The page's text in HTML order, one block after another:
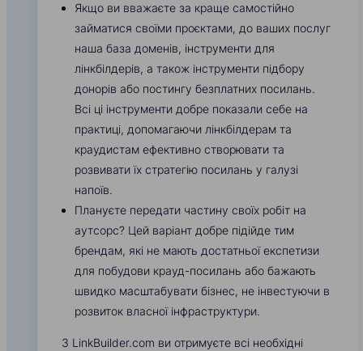
Якщо ви вважаєте за краще самостійно
займатися своїми проєктами, до ваших послуг
наша база доменів, інструменти для
лінкбілдерів, а також інструменти підбору
донорів або постингу безплатних посилань.
Всі ці інструменти добре показали себе на
практиці, допомагаючи лінкбілдерам та
краудистам ефективно створювати та
розвивати їх стратегію посилань у галузі
напоїв.
Плануєте передати частину своїх робіт на
аутсорс? Цей варіант добре підійде тим
брендам, які не мають достатньої експетизи
для побудови крауд-посилань або бажають
швидко масштабувати бізнес, не інвестуючи в
розвиток власної інфраструктури.
З LinkBuilder.com ви отримуєте всі необхідні